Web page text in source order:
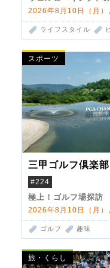
2026年8月10日（月
ライフスタイル
スポーツ
三甲ゴルフ倶楽
#224
極上！ゴルフ場探訪
2026年8月10日（月
ゴルフ 趣味
旅・くらし